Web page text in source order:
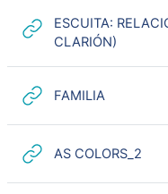
ESCUITA:
CLARIÓN)
FAMILIA
AS COLORS_2